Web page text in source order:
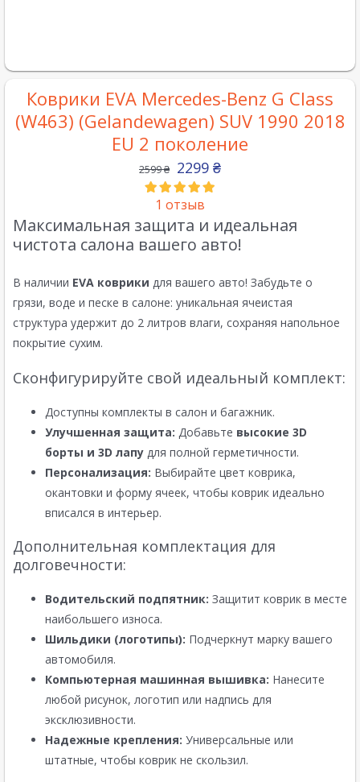
Коврики EVA Mercedes-Benz G Class
(W463) (Gelandewagen) SUV 1990 2018
EU 2 поколение
2599₴ 2299 ₴
1 отзыв
Максимальная защита и идеальная
чистота салона вашего авто!
В наличии EVA коврики для вашего авто! Забудьте о
грязи, воде и песке в салоне: уникальная ячеистая
структура удержит до 2 литров влаги, сохраняя напольное
покрытие сухим.
Сконфигурируйте свой идеальный комплект:
Доступны комплекты в салон и багажник.
Улучшенная защита: Добавьте высокие 3D
борты и 3D лапу для полной герметичности.
Персонализация: Выбирайте цвет коврика,
окантовки и форму ячеек, чтобы коврик идеально
вписался в интерьер.
Дополнительная комплектация для
долговечности:
Водительский подпятник: Защитит коврик в месте
наибольшего износа.
Шильдики (логотипы): Подчеркнут марку вашего
автомобиля.
Компьютерная машинная вышивка: Нанесите
любой рисунок, логотип или надпись для
эксклюзивности.
Надежные крепления: Универсальные или
штатные, чтобы коврик не скользил.